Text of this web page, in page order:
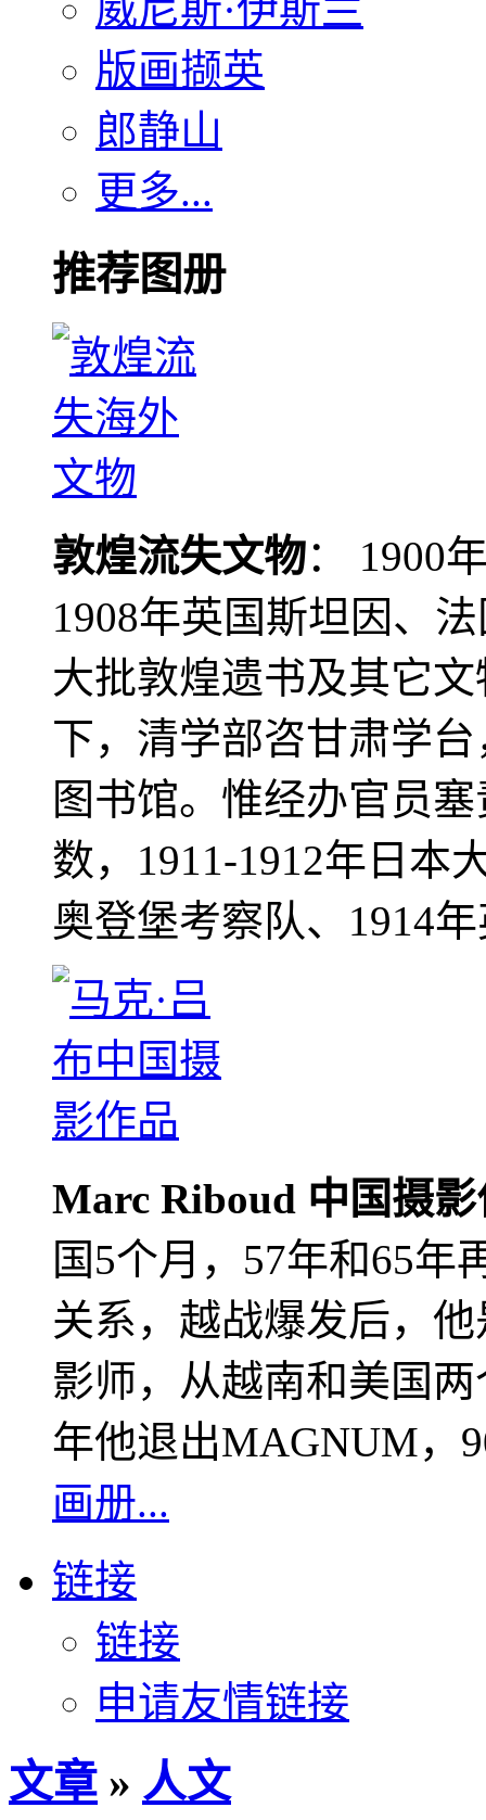
版画撷英
郎静山
更多...
推荐图册
敦煌流失文物： 1900
1908年英国斯坦因、
大批敦煌遗书及其它
下，清学部咨甘肃学
图书馆。惟经办官员
数，1911-1912年日本
奥登堡考察队、1914
Marc Riboud 中国摄
国5个月，57年和65年
关系，越战爆发后，
影师，从越南和美国
年他退出MAGNUM，
画册...
链接
链接
申请友情链接
文章 » 人文